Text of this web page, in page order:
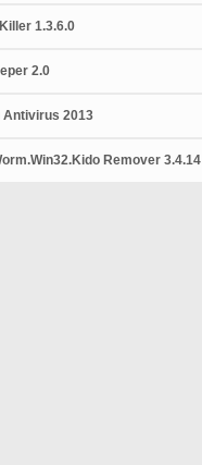
1.3.6.0
2.0
Antivirus 2013
Remover 3.4.14